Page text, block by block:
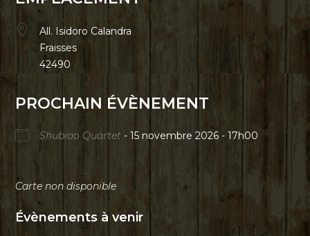
All. Isidoro Calandra
Fraisses
42490
PROCHAIN ÉVÈNEMENT
Shubiao Quartet - 15 novembre 2026 - 17h00
Carte non disponible
Évènements à venir